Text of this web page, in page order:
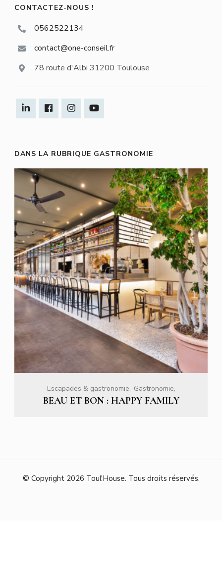
CONTACTEZ-NOUS !
0562522134
contact@one-conseil.fr
78 route d'Albi 31200 Toulouse
DANS LA RUBRIQUE GASTRONOMIE
Escapades & gastronomie Gastronomie
BEAU ET BON : CAPITOL GROUPE
© Copyright 2026 Toul'House. Tous droits réservés.